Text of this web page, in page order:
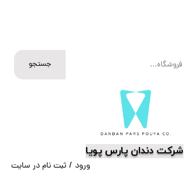
​شرکت دندان پارس پویا
جستجو
ورود / ثبت نام در سایت